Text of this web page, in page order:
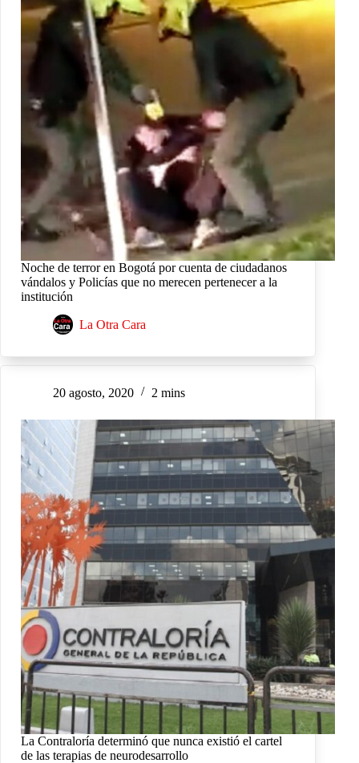
Noche de terror en Bogotá por cuenta de ciudadanos
vándalos y Policías que no merecen pertenecer a la
institución
La Otra Cara
20 agosto, 2020 2 mins
La Contraloría determinó que nunca existió el cartel
de las terapias de neurodesarrollo